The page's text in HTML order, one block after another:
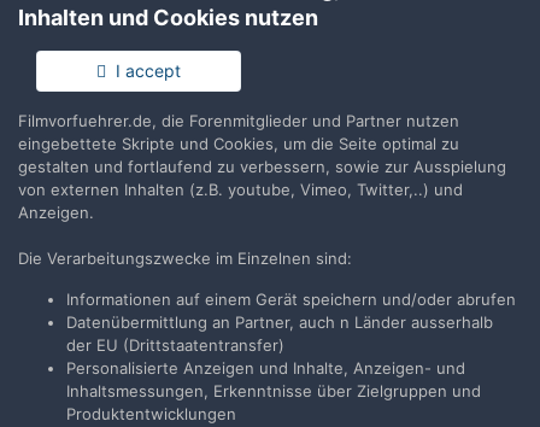
Du hast bereits ein Benutzerkonto? Melde Dich hier an.
Jetzt anmelden
Teilen Folgen
Zur Themenübersicht
Inhalten und Cookies nutzen
I accept
Filmvorfuehrer.de, die Forenmitglieder und Partner nutzen
eingebettete Skripte und Cookies, um die Seite optimal zu
gestalten und fortlaufend zu verbessern, sowie zur Ausspielung
von externen Inhalten (z.B. youtube, Vimeo, Twitter,..) und
Anzeigen.
Die Verarbeitungszwecke im Einzelnen sind:
Informationen auf einem Gerät speichern und/oder abrufen
Datenübermittlung an Partner, auch n Länder ausserhalb
der EU (Drittstaatentransfer)
Personalisierte Anzeigen und Inhalte, Anzeigen- und
Inhaltsmessungen, Erkenntnisse über Zielgruppen und
Produktentwicklungen